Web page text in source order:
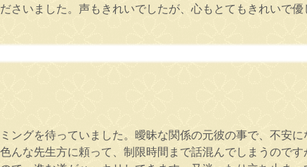
さいました。声もきれいでしたが、心もとてもきれいで優
ングを待っていました。曖昧な関係の元彼の事で、不安
んな先生方に頼って、制限時間まで話混んでしまうので